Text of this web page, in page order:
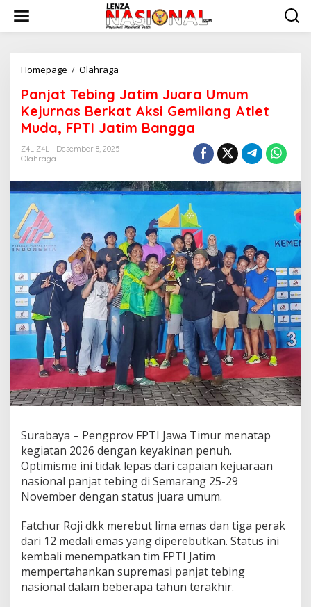
w
Homepage / Olahraga
n
j
a
t
T
i
n
t
i
m
J
u
a
r
a
U
m
K
e
u
n
a
s
B
k
a
t
A
k
s
Panjat Tebing Jatim Juara Umum
Kejurnas Berkat Aksi Gemilang Atlet
Muda, FPTI Jatim Bangga
Z4L Z4L
Desember 8, 2025
Olahraga
Surabaya – Pengprov FPTI Jawa Timur menatap
kegiatan 2026 dengan keyakinan penuh.
Optimisme ini tidak lepas dari capaian kejuaraan
nasional panjat tebing di Semarang 25-29
November dengan status juara umum.
Fatchur Roji dkk merebut lima emas dan tiga perak
dari 12 medali emas yang diperebutkan. Status ini
kembali menempatkan tim FPTI Jatim
mempertahankan supremasi panjat tebing
nasional dalam beberapa tahun terakhir.